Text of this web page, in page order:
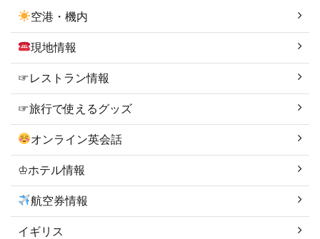
★ 佐藤１歳児連れでもゆっくり宿泊できるホテルニュ
ーアワジプラザ！ 私がこちらのお宿にお邪魔し ...
空港・機内
現地情報
☞レストラン情報
☞旅行で使えるグッズ
オンライン英会話
♔ホテル情報
航空券情報
イギリス